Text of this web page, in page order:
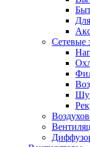
Сетевые